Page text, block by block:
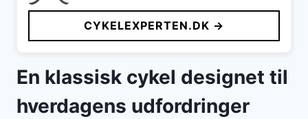
pris
var:
5.999 kr..
pris
er:
5.299 kr..
CYKELEXPERTEN.DK →
En klassisk cykel designet til
hverdagens udfordringer